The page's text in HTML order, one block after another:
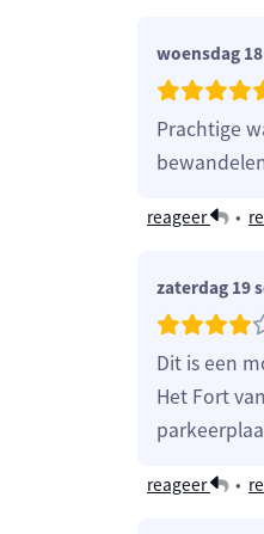
woensdag
Prachtige
reageer •
zaterdag 19
Dit is een
Het Fort
reageer •